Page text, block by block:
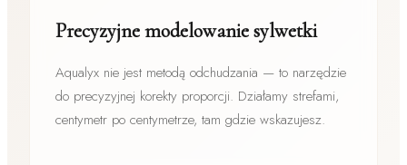
Precyzyjne modelowanie sylwetki
Aqualyx nie jest metodą odchudzania — to narzędzie
do precyzyjnej korekty proporcji. Działamy strefami,
centymetr po centymetrze, tam gdzie wskazujesz.